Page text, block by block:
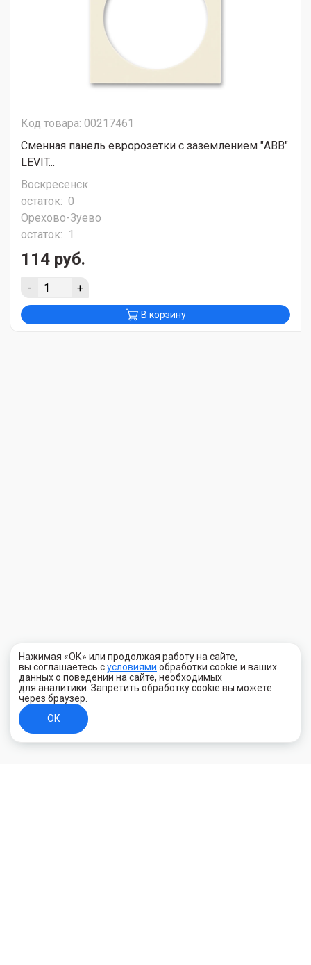
Код товара: 00217461
Сменная панель евророзетки с заземлением "ABB"
LEVIT...
Воскресенск
остаток: 0
Орехово-Зуево
остаток: 1
114 руб.
- +
В корзину
Нажимая «ОК» или продолжая работу на сайте,
вы соглашаетесь сусловиями обработки cookie и ваших
данных о поведении на сайте, необходимых
для аналитики. Запретить обработку cookie вы можете
через браузер.
ОК